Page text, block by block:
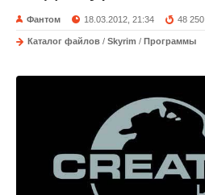
Фантом 18.03.2012, 21:34 48 250
Каталог файлов / Skyrim / Программы